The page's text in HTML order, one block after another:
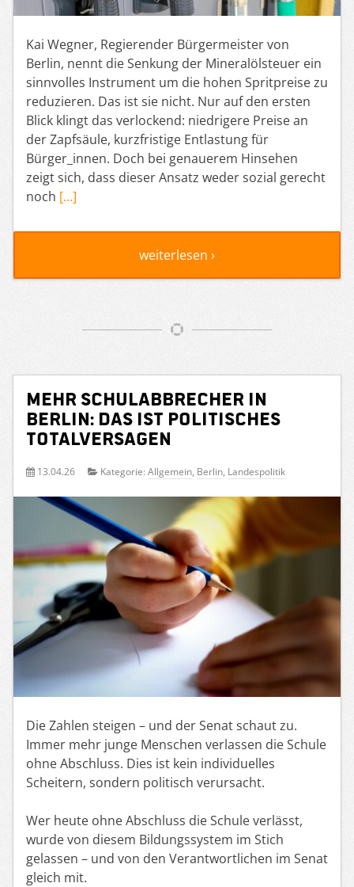
Kai Wegner, Regierender Bürgermeister von
Berlin, nennt die Senkung der Mineralölsteuer ein
sinnvolles Instrument um die hohen Spritpreise zu
reduzieren. Das ist sie nicht. Nur auf den ersten
Blick klingt das verlockend: niedrigere Preise an
der Zapfsäule, kurzfristige Entlastung für
Bürger_innen. Doch bei genauerem Hinsehen
zeigt sich, dass dieser Ansatz weder sozial gerecht
noch […]
weiterlesen ›
Mehr Schulabbrecher in
Berlin: Das ist politisches
Totalversagen
13.04.26 Kategorie: Allgemein, Berlin, Landespolitik
Die Zahlen steigen – und der Senat schaut zu.
Immer mehr junge Menschen verlassen die Schule
ohne Abschluss. Dies ist kein individuelles
Scheitern, sondern politisch verursacht.
Wer heute ohne Abschluss die Schule verlässt,
wurde von diesem Bildungssystem im Stich
gelassen – und von den Verantwortlichen im Senat
gleich mit.